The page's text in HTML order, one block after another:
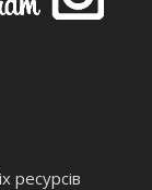
ресурсів